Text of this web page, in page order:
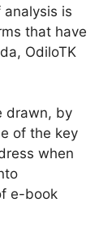
is
that have
OdiloTK
drawn, by
of the key
when
e-book